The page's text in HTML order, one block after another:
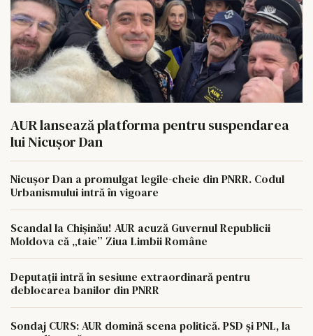
AUR lansează platforma pentru suspendarea
lui Nicușor Dan
Nicușor Dan a promulgat legile-cheie din PNRR. Codul
Urbanismului intră în vigoare
Scandal la Chișinău! AUR acuză Guvernul Republicii
Moldova că „taie” Ziua Limbii Române
Deputații intră în sesiune extraordinară pentru
deblocarea banilor din PNRR
Sondaj CURS: AUR domină scena politică. PSD și PNL, la